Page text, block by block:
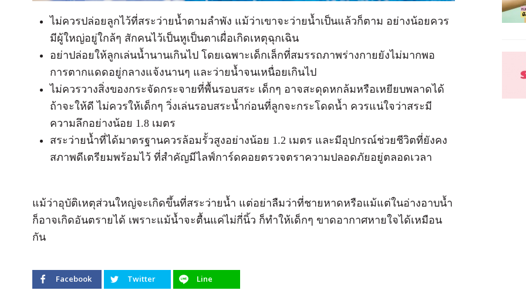
ไม่ควรปล่อยลูกไว้ที่สระว่ายน้ำตามลำพัง แม้ว่าเขาจะว่ายน้ำเป็นแล้วก็ตาม อย่างน้อยควร
มีผู้ใหญ่อยู่ใกล้ๆ สักคนไว้เป็นหูเป็นตาเผื่อเกิดเหตุฉุกเฉิน
อย่าปล่อยให้ลูกเล่นน้ำนานเกินไป โดยเฉพาะเด็กเล็กที่สมรรถภาพร่างกายยังไม่มากพอ
การตากแดดอยู่กลางแจ้งนานๆ และว่ายน้ำจนเหนื่อยเกินไป
ไม่ควรวางสิ่งของกระจัดกระจายที่พื้นรอบสระ เด็กๆ อาจสะดุดหกล้มหรือเหยียบพลาดได้
ถ้าจะให้ดี ไม่ควรให้เด็กๆ วิ่งเล่นรอบสระน้ำก่อนที่ลูกจะกระโดดน้ำ ควรแน่ใจว่าสระมี
ความลึกอย่างน้อย 1.8 เมตร
สระว่ายน้ำที่ได้มาตรฐานควรล้อมรั้วสูงอย่างน้อย 1.2 เมตร และมีอุปกรณ์ช่วยชีวิตที่ยังคง
สภาพดีเตรียมพร้อมไว้ ที่สำคัญมีไลฟ์การ์ดคอยตรวจตราความปลอดภัยอยู่ตลอดเวลา
แม้ว่าอุบัติเหตุส่วนใหญ่จะเกิดขึ้นที่สระว่ายน้ำ แต่อย่าลืมว่าที่ชายหาดหรือแม้แต่ในอ่างอาบน้ำ
ก็อาจเกิดอันตรายได้ เพราะแม้น้ำจะตื้นแค่ไม่กี่นิ้ว ก็ทำให้เด็กๆ ขาดอากาศหายใจได้เหมือน
กัน
Facebook Twitter Line